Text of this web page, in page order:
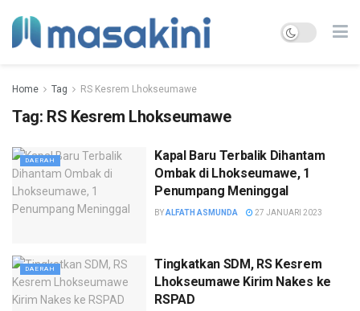
Home Tag RS Kesrem Lhokseumawe
Tag: RS Kesrem Lhokseumawe
DAERAH
Kapal Baru Terbalik Dihantam
Ombak di Lhokseumawe, 1
Penumpang Meninggal
BYALFATH ASMUNDA 27 JANUARI 2023
DAERAH
Tingkatkan SDM, RS Kesrem
Lhokseumawe Kirim Nakes ke
RSPAD